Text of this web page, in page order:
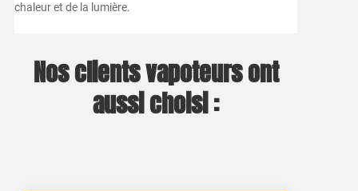
chaleur et de la lumière.
Nos clients vapoteurs ont
aussi choisi :